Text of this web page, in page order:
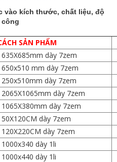
vào kích thước, chất liệu, độ
công
SẢN PHẨM
dày 7zem
mm dày 7zem
dày 7zem
dày 7zem
dày 7zem
dày 7zem
dày 7zem
dày 1li
dày 1li